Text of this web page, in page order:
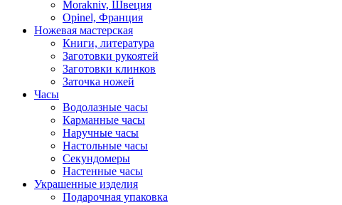
Morakniv, Швеция
Opinel, Франция
Ножевая мастерская
Книги, литература
Заготовки рукоятей
Заготовки клинков
Заточка ножей
Часы
Водолазные часы
Карманные часы
Наручные часы
Настольные часы
Секундомеры
Настенные часы
Украшенные изделия
Подарочная упаковка